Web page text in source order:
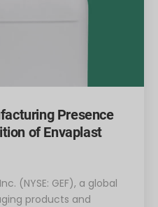
Presence
of Envaplast
(NYSE: GEF), a global
products and